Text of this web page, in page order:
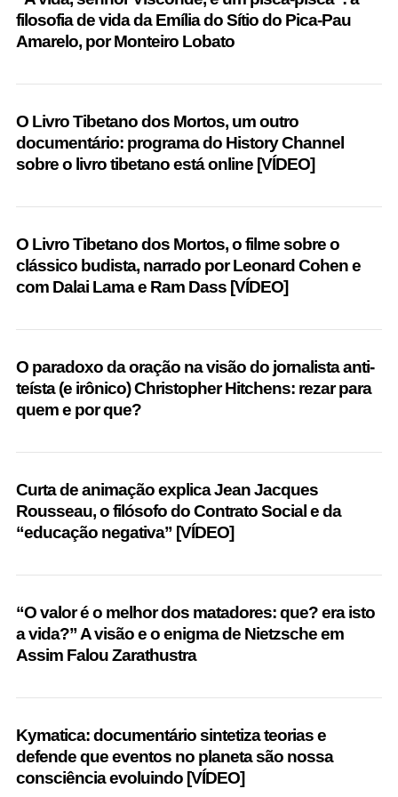
filosofia de vida da Emí­lia do Sí­tio do Pica-Pau
Amarelo, por Monteiro Lobato
O Livro Tibetano dos Mortos, um outro
documentário: programa do History Channel
sobre o livro tibetano está online [VÍDEO]
O Livro Tibetano dos Mortos, o filme sobre o
clássico budista, narrado por Leonard Cohen e
com Dalai Lama e Ram Dass [VÍDEO]
O paradoxo da oração na visão do jornalista anti-
teísta (e irônico) Christopher Hitchens: rezar para
quem e por que?
Curta de animação explica Jean Jacques
Rousseau, o filósofo do Contrato Social e da
“educação negativa” [VÍDEO]
“O valor é o melhor dos matadores: que? era isto
a vida?” A visão e o enigma de Nietzsche em
Assim Falou Zarathustra
Kymatica: documentário sintetiza teorias e
defende que eventos no planeta são nossa
consciência evoluindo [VÍDEO]
: